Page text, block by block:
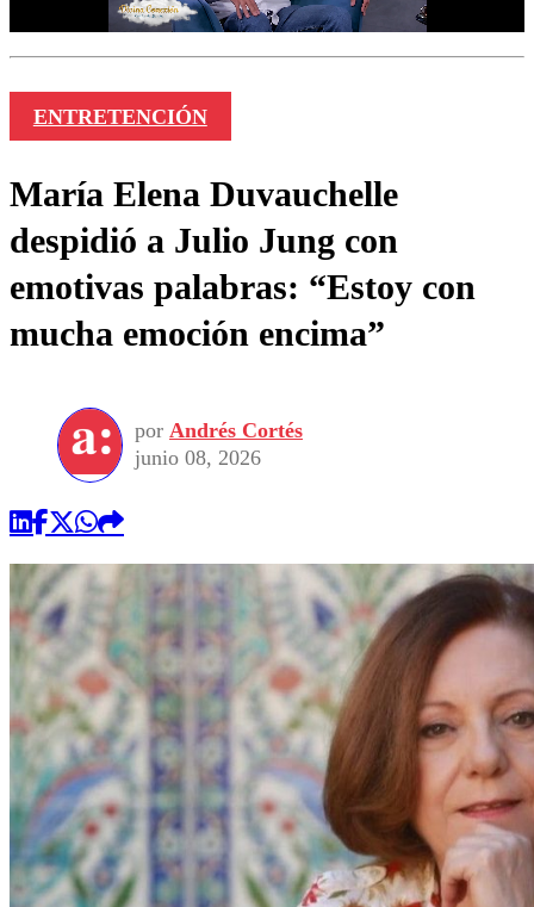
ENTRETENCIÓN
María Elena Duvauchelle
despidió a Julio Jung con
emotivas palabras: “Estoy con
mucha emoción encima”
por Andrés Cortés
junio 08, 2026